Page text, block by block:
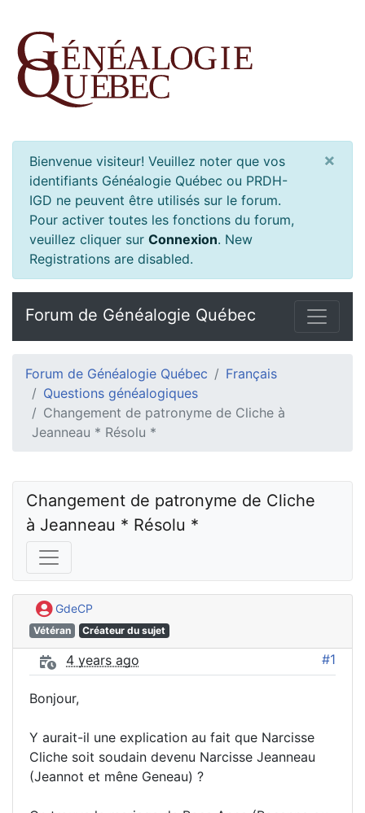
Bienvenue visiteur! Veuillez noter que vos
identifiants Généalogie Québec ou PRDH-
IGD ne peuvent être utilisés sur le forum.
Pour activer toutes les fonctions du forum,
veuillez cliquer sur Connexion. New
Registrations are disabled.
×
Forum de Généalogie Québec
Forum de Généalogie Québec
Français
Questions généalogiques
Changement de patronyme de Cliche à
Jeanneau * Résolu *
Changement de patronyme de Cliche
à Jeanneau * Résolu *
GdeCP
Vétéran Créateur du sujet
4 years ago #1
Bonjour,
Y aurait-il une explication au fait que Narcisse
Cliche soit soudain devenu Narcisse Jeanneau
(Jeannot et mêne Geneau) ?